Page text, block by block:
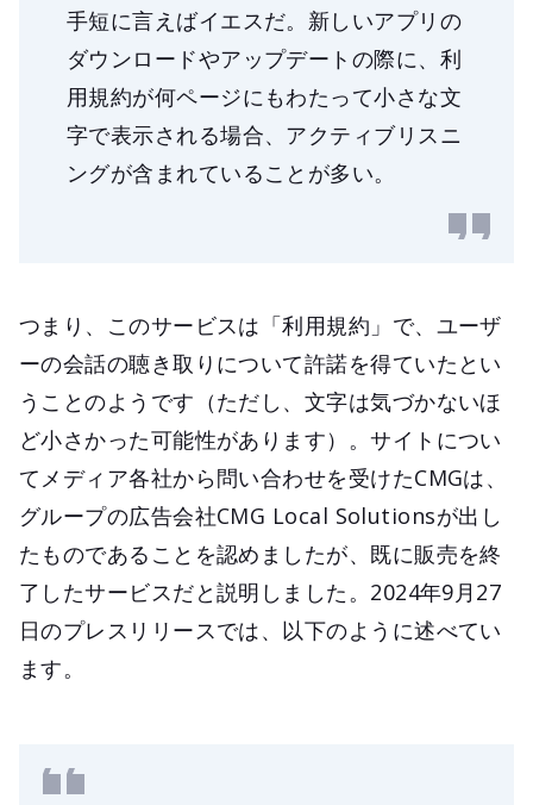
手短に言えばイエスだ。新しいアプリの
ダウンロードやアップデートの際に、利
用規約が何ページにもわたって小さな文
字で表示される場合、アクティブリスニ
ングが含まれていることが多い。
つまり、このサービスは「利用規約」で、ユーザ
ーの会話の聴き取りについて許諾を得ていたとい
うことのようです（ただし、文字は気づかないほ
ど小さかった可能性があります）。サイトについ
てメディア各社から問い合わせを受けたCMGは、
グループの広告会社CMG Local Solutionsが出し
たものであることを認めましたが、既に販売を終
了したサービスだと説明しました。2024年9月27
日のプレスリリースでは、以下のように述べてい
ます。